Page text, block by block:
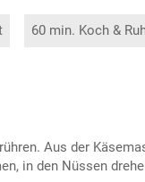
60 min. Koch &
Aus der
in den Nüssen